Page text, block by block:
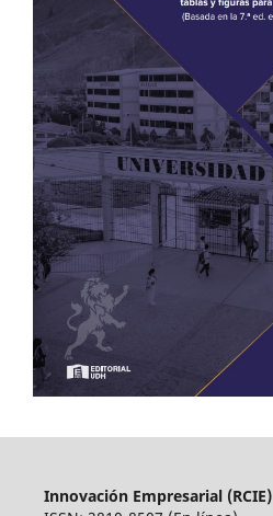
Innovación Empresarial (RCIE)